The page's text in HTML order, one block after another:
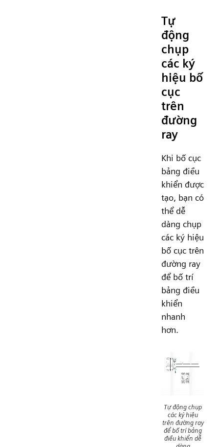
Tự
động
chụp
các ký
hiệu bố
cục
trên
đường
ray
Khi bố cục
bảng điều
khiển được
tạo, bạn có
thể dễ
dàng chụp
các ký hiệu
bố cục trên
đường ray
để bố trí
bảng điều
khiển
nhanh
hơn.
Tự động chụp
các ký hiệu
trên đường ray
để bố trí bảng
điều khiển dễ